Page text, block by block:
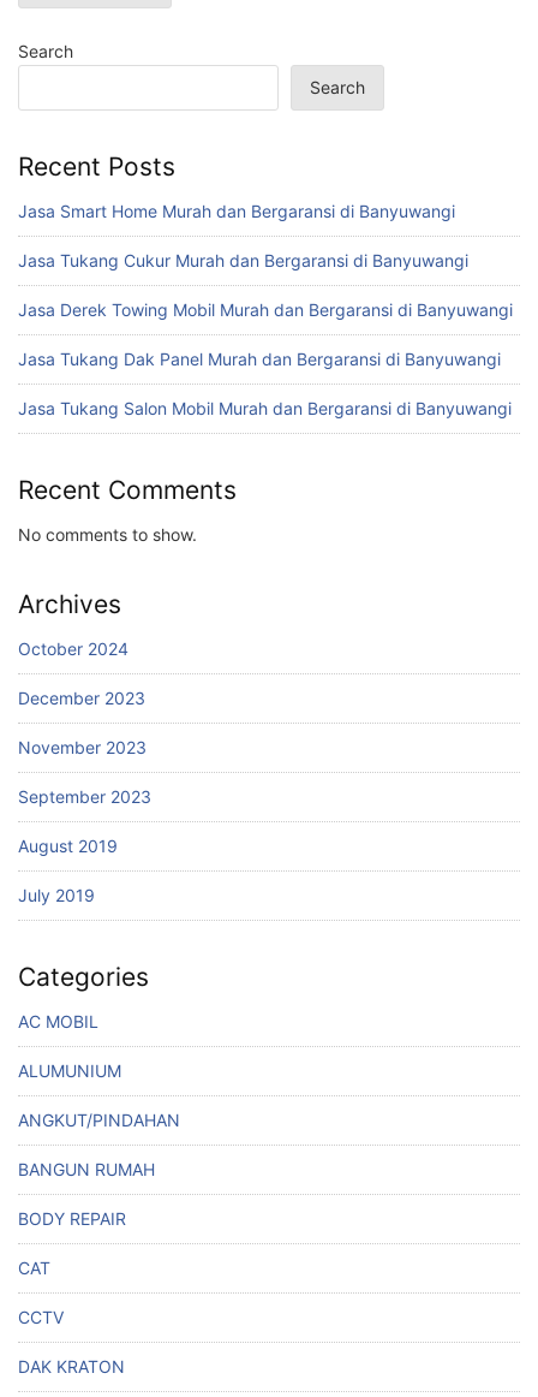
Search
Search
Recent Posts
Jasa Smart Home Murah dan Bergaransi di Banyuwangi
Jasa Tukang Cukur Murah dan Bergaransi di Banyuwangi
Jasa Derek Towing Mobil Murah dan Bergaransi di Banyuwangi
Jasa Tukang Dak Panel Murah dan Bergaransi di Banyuwangi
Jasa Tukang Salon Mobil Murah dan Bergaransi di Banyuwangi
Recent Comments
No comments to show.
Archives
October 2024
December 2023
November 2023
September 2023
August 2019
July 2019
Categories
AC MOBIL
ALUMUNIUM
ANGKUT/PINDAHAN
BANGUN RUMAH
BODY REPAIR
CAT
CCTV
DAK KRATON